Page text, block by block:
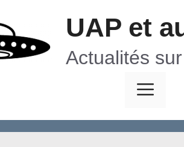
UAP et
Actualités